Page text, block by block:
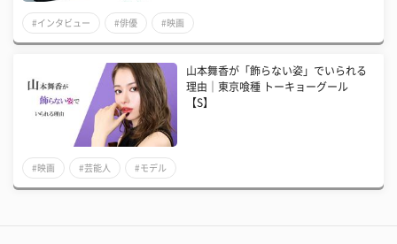
#インタビュー #俳優 #映画
山本舞香が「飾らない姿」でいられる
理由｜東京喰種 トーキョーグール
【S】
#映画 #芸能人 #モデル